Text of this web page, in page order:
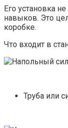
Его установка
навыков. Это
коробке.
Что входит в
Труба или